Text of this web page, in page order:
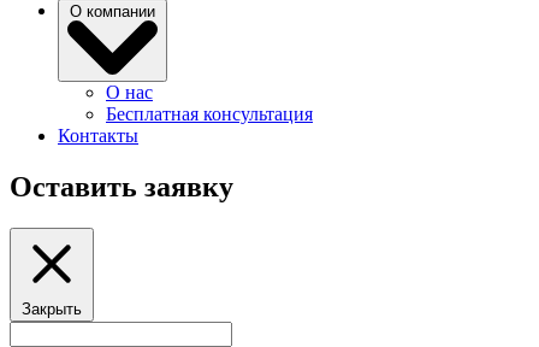
О компании
О нас
Бесплатная консультация
Контакты
Оставить заявку
Закрыть